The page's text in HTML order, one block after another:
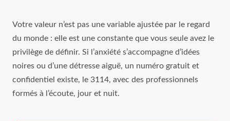
Votre valeur n’est pas une variable ajustée par le regard
du monde : elle est une constante que vous seule avez le
privilège de définir. Si l’anxiété s’accompagne d’idées
noires ou d’une détresse aiguë, un numéro gratuit et
confidentiel existe, le 3114, avec des professionnels
formés à l’écoute, jour et nuit.